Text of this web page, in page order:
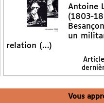
Antoine
(1803-
un
relation (…)
Vous